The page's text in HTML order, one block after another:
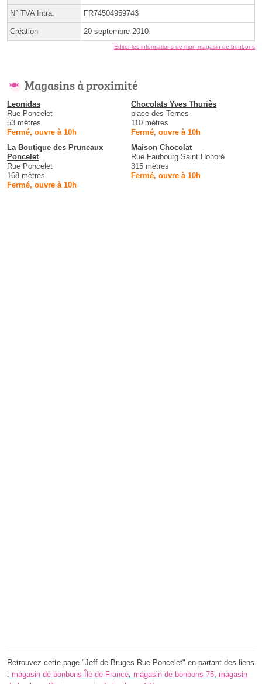
N° TVA Intra. FR74504959743
Création 20 septembre 2010
Éditer les informations de mon magasin de bonbons
Magasins à proximité
Leonidas
Rue Poncelet
53 mètres
Fermé, ouvre à 10h
Chocolats Yves Thuriès
place des Ternes
110 mètres
Fermé, ouvre à 10h
La Boutique des Pruneaux
Poncelet
Rue Poncelet
168 mètres
Fermé, ouvre à 10h
Maison Chocolat
Rue Faubourg Saint Honoré
315 mètres
Fermé, ouvre à 10h
Retrouvez cette page "Jeff de Bruges Rue Poncelet" en partant des liens
: magasin de bonbons Île-de-France magasin de bonbons 75 magasin